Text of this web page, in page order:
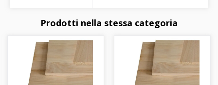
Prodotti nella stessa categoria